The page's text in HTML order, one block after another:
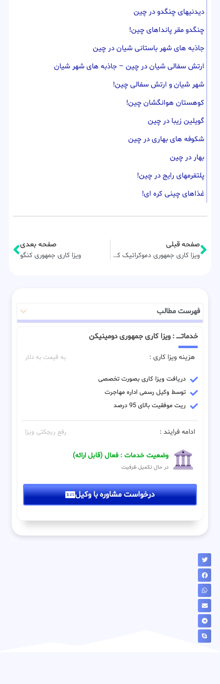
دیدنیهای چنگدو در چین
چنگدو مقر پانداهای چین!
جاذبه های شهر باستانی شیان در چین
ارتش سفالی شیان در چین – جاذبه های شهر شیان
شهر شیان و ارتش سفالی چین!
کوهستان هوانگشان چین!
گویلین زیبا در چین
شکوفه های بهاری در چین
بهار در چین
پلتفرمهای رایج در چین!
غذاهای چینی کره ای!
صفحه قبلی
ویزا کاری جمهوری دموکراتیک کنگو
صفحه بعدی
ویزا کاری جمهوری کنگو
فهرست مطالب
خدماتـــــ : ویزا کاری جمهوری دومینیکن
هزینه ویزا کاری : به قیمت به دلار
دریافت ویزا کاری بصورت تخصصی
توسط وکیل رسمی اداره مهاجرت
ریت موفقیت بالای 95 درصد
ادامه فرایند : رفع ریجکتی ویزا
وضعیت خدمات : فعال (قابل ارائه)
در حال تکمیل ظرفیت
درخواست مشاوره با وکیل